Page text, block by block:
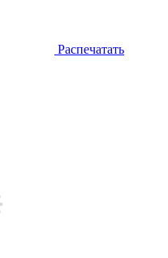
Распечатать